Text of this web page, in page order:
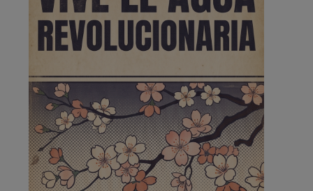
🔴 EXCLUSIVA | El comisario
de la …
Pozuelo de Alarcón
🔴 EXCLUSIVA | El comisario
de la …
Y ese quien es, apenas se ven patrullas en la estación,
como si se van todos, no vamos a notar …
Pozuelo de Alarcón